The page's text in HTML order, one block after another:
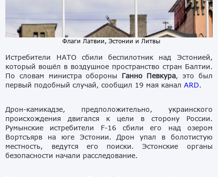
Флаги Латвии, Эстонии и Литвы
Истребители НАТО сбили беспилотник над Эстонией,
который вошёл в воздушное пространство стран Балтии.
По словам министра обороны Ганно Певкура, это был
первый подобный случай, сообщил 19 мая каналARD.
Дрон-камикадзе, предположительно, украинского
происхождения двигался к цели в сторону России.
Румынские истребители F-16 сбили его над озером
Вортсъярв на юге Эстонии. Дрон упал в болотистую
местность, ведутся его поиски. Эстонские органы
безопасности начали расследование.